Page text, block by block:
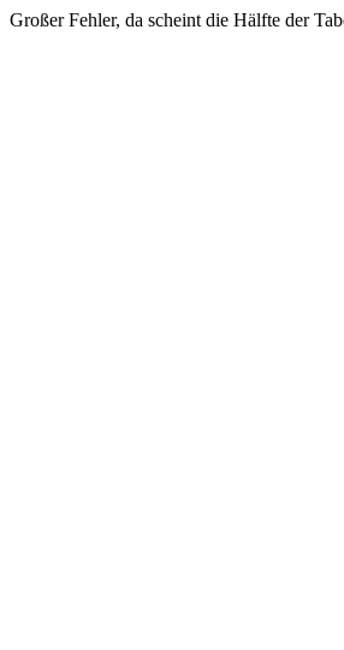
Großer Fehler, da scheint die Hälfte der